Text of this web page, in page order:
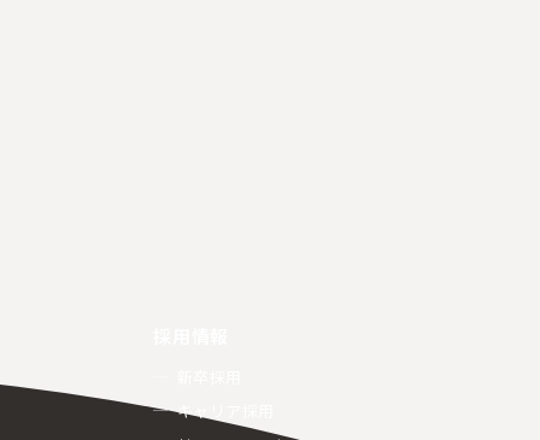
キャリア採用